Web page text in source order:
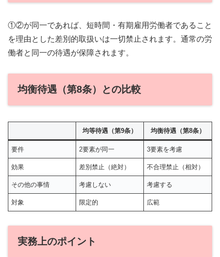
①②が同一であれば、短時間・有期雇用労働者であること
を理由とした差別的取扱いは一切禁止されます。通常の労
働者と同一の待遇が保障されます。
均衡待遇（第8条）との比較
均等待遇（第9条） 均衡待遇（第8条）
要件 2要素が同一 3要素を考慮
効果 差別禁止（絶対） 不合理禁止（相対）
その他の事情 考慮しない 考慮する
対象 限定的 広範
実務上のポイント